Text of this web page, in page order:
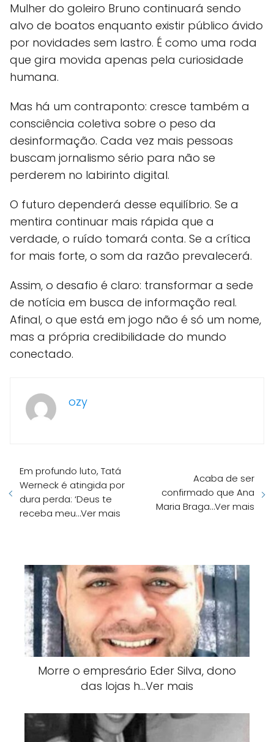
Mulher do goleiro Bruno continuará sendo
alvo de boatos enquanto existir público ávido
por novidades sem lastro. É como uma roda
que gira movida apenas pela curiosidade
humana.
Mas há um contraponto: cresce também a
consciência coletiva sobre o peso da
desinformação. Cada vez mais pessoas
buscam jornalismo sério para não se
perderem no labirinto digital.
O futuro dependerá desse equilíbrio. Se a
mentira continuar mais rápida que a
verdade, o ruído tomará conta. Se a crítica
for mais forte, o som da razão prevalecerá.
Assim, o desafio é claro: transformar a sede
de notícia em busca de informação real.
Afinal, o que está em jogo não é só um nome,
mas a própria credibilidade do mundo
conectado.
ozy
Em profundo luto, Tatá
Werneck é atingida por
dura perda: ‘Deus te
receba meu…Ver mais
Acaba de ser
confirmado que Ana
Maria Braga…Ver mais
Morre o empresário Eder Silva, dono
das lojas h…Ver mais